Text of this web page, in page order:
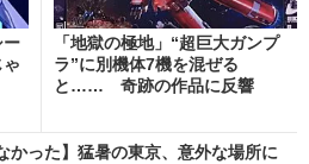
ー
「地獄の極地」“超巨大ガンプ
ラ”に別機体7機を混ぜる
と…… 奇跡の作品に反響
かった】猛暑の東京、意外な場所に